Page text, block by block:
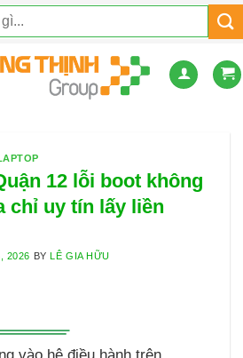
12 lỗi boot không
chỉ uy tín lấy liền
2026 BY LÊ GIA HỮU